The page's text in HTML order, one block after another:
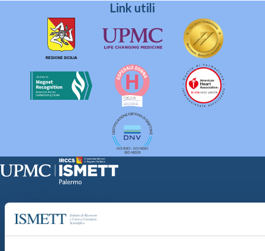
Link utili
Via Discesa dei Giudici 4 90133 Palermo